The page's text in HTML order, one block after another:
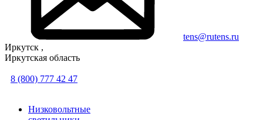
tens@rutens.ru
Иркутск ,
Иркутская область
8 (800) 777 42 47
Низковольтные